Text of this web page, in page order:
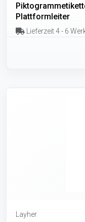
Plattformleiter
Lieferzeit 4 - 6
Layher